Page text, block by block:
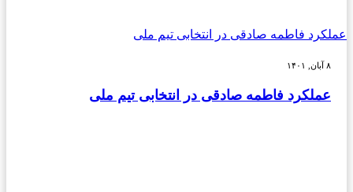
عملکرد فاطمه صادقی در انتخابی تیم ملی
۸ آبان, ۱۴۰۱
عملکرد فاطمه صادقی در انتخابی تیم ملی